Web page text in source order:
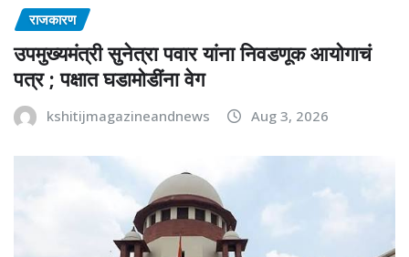
राजकारण
उपमुख्यमंत्री सुनेत्रा पवार यांना निवडणूक आयोगाचं
पत्र ; पक्षात घडामोडींना वेग
kshitijmagazineandnews Aug 3, 2026